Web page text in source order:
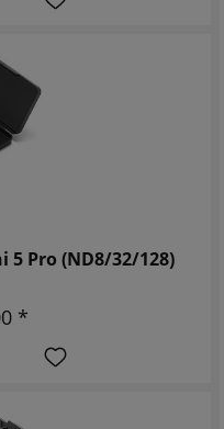
5 Pro (ND8/32/128)
*